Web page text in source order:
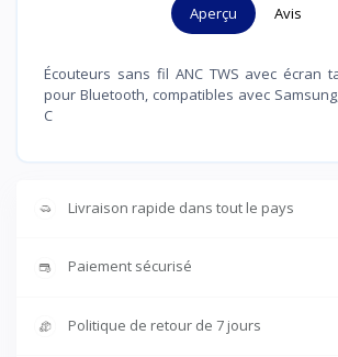
Aperçu Avis
Écouteurs sans fil ANC TWS avec écran
pour Bluetooth, compatibles avec
C
Livraison rapide dans tout le pays
Paiement sécurisé
Politique de retour de 7 jours